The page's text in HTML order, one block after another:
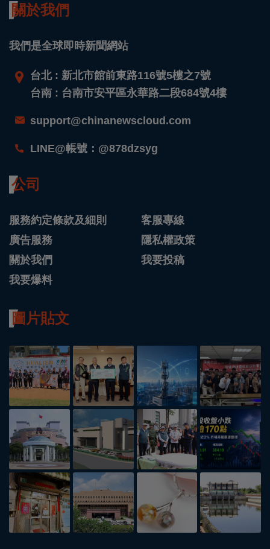
關於我們
我們是全球即時新聞網站
台北 : 新北市館前東路116號5樓之7號
台南 : 台南市安平區永華路二段684號4樓
support@chinanewscloud.com
LINE@帳號：@878dzsyg
公司
服務約定條款及細則
客服專線
廣告服務
隱私權政策
關於我們
我要投稿
我要爆料
圖片貼文